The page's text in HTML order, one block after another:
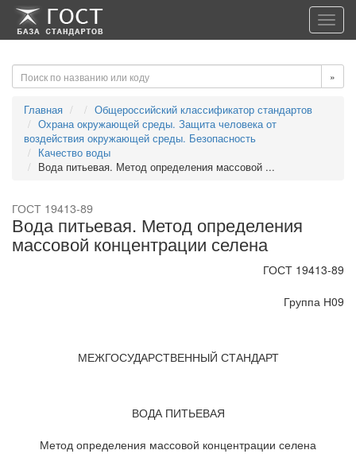
-->-->
»
Главная
Общероссийский классификатор стандартов
Охрана окружающей среды. Защита человека от
воздействия окружающей среды. Безопасность
Качество воды
Вода питьевая. Метод определения массовой ...
ГОСТ 19413-89
Вода питьевая. Метод определения
массовой концентрации селена
ГОСТ 19413-89
Группа Н09
МЕЖГОСУДАРСТВЕННЫЙ СТАНДАРТ
ВОДА ПИТЬЕВАЯ
Метод определения массовой концентрации селена